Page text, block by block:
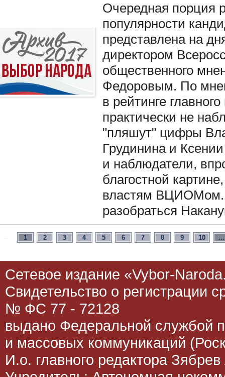
Очередная порция
популярности
представлена на
директором
общественного
Федоровым. По
в рейтинге
практически не
"пляшут" цифры
Грудинина и
и наблюдатели,
благостной
властям ВЦИОМом.
разобраться
1 2 3 4 5 6 7 8 9 10 ...
Сетевое издание «Vybor-
Свидетельство о регистрации
№ ФС 77 - 72128
выдано Федеральной службой
и массовых коммуникаций
И.о. главного редактора